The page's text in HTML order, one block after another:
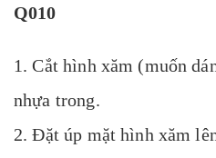
Q010
1. Cắt hình xăm (muốn
nhựa trong.
2. Đặt úp mặt hình xăm